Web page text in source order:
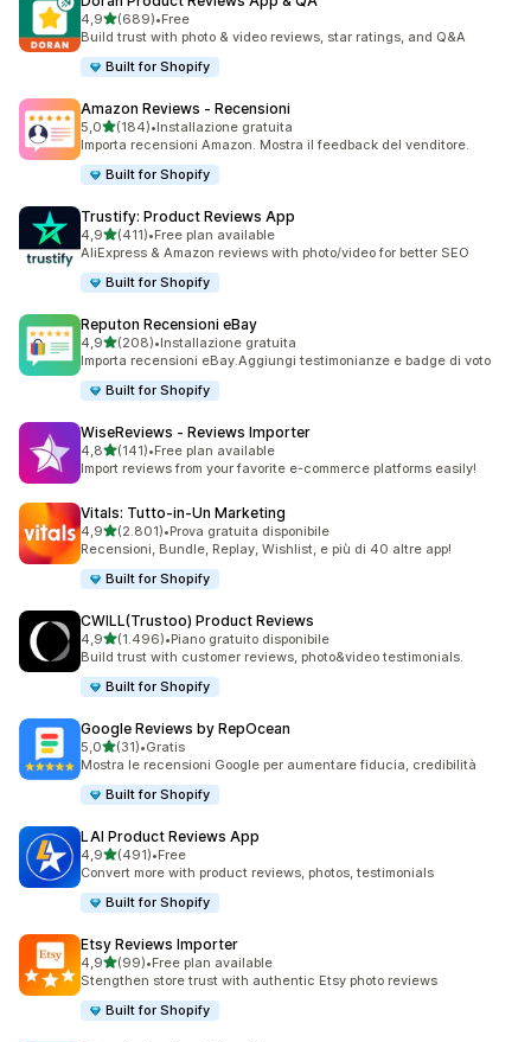
4,9stelle su 5
(689)
689 recensioni totali
•Free
Build trust with photo & video reviews, star ratings, and Q&A
Built for Shopify
Amazon Reviews ‑ Recensioni
5,0stelle su 5
(184)
184 recensioni totali
•Installazione gratuita
Importa recensioni Amazon. Mostra il feedback del venditore.
Built for Shopify
Trustify: Product Reviews App
4,9stelle su 5
(411)
411 recensioni totali
•Free plan available
AliExpress & Amazon reviews with photo/video for better SEO
Built for Shopify
Reputon Recensioni eBay
4,9stelle su 5
(208)
208 recensioni totali
•Installazione gratuita
Importa recensioni eBay.Aggiungi testimonianze e badge di voto
Built for Shopify
WiseReviews ‑ Reviews Importer
4,8stelle su 5
(141)
141 recensioni totali
•Free plan available
Import reviews from your favorite e-commerce platforms easily!
Vitals: Tutto‑in‑Un Marketing
4,9stelle su 5
(2.801)
2801 recensioni totali
•Prova gratuita disponibile
Recensioni, Bundle, Replay, Wishlist, e più di 40 altre app!
Built for Shopify
CWILL(Trustoo) Product Reviews
4,9stelle su 5
(1.496)
1496 recensioni totali
•Piano gratuito disponibile
Build trust with customer reviews, photo&video testimonials.
Built for Shopify
Google Reviews by RepOcean
5,0stelle su 5
(31)
31 recensioni totali
•Gratis
Mostra le recensioni Google per aumentare fiducia, credibilità
Built for Shopify
LAI Product Reviews App
4,9stelle su 5
(491)
491 recensioni totali
•Free
Convert more with product reviews, photos, testimonials
Built for Shopify
Etsy Reviews Importer
4,9stelle su 5
(99)
99 recensioni totali
•Free plan available
Stengthen store trust with authentic Etsy photo reviews
Built for Shopify